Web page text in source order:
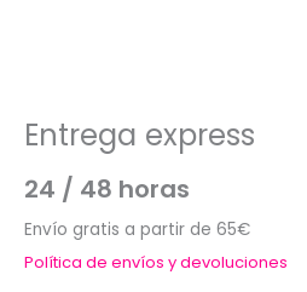
Entrega express
24 / 48 horas
Envío gratis a partir de 65€
Política de envíos y devoluciones